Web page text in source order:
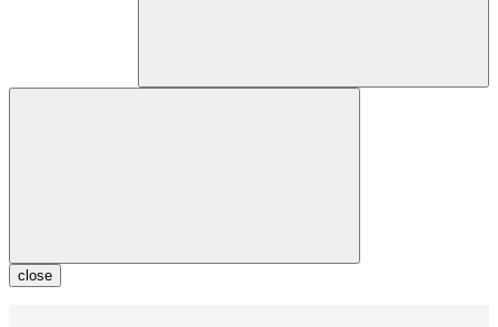
close